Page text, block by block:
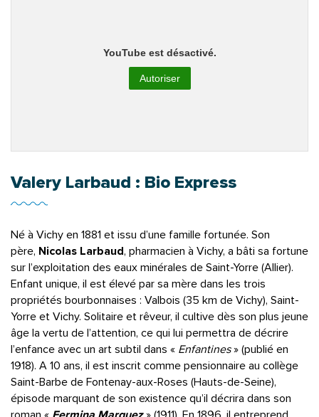
YouTube est désactivé.
Autoriser
Valery Larbaud : Bio Express
Né à Vichy en 1881 et issu d’une famille fortunée. Son
père, Nicolas Larbaud, pharmacien à Vichy, a bâti sa fortune
sur l’exploitation des eaux minérales de Saint-Yorre (Allier).
Enfant unique, il est élevé par sa mère dans les trois
propriétés bourbonnaises : Valbois (35 km de Vichy), Saint-
Yorre et Vichy. Solitaire et rêveur, il cultive dès son plus jeune
âge la vertu de l’attention, ce qui lui permettra de décrire
l’enfance avec un art subtil dans « Enfantines» (publié en
1918). A 10 ans, il est inscrit comme pensionnaire au collège
Saint-Barbe de Fontenay-aux-Roses (Hauts-de-Seine),
épisode marquant de son existence qu’il décrira dans son